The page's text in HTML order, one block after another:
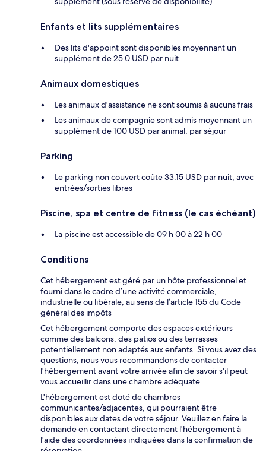
Enfants et lits supplémentaires
Des lits d'appoint sont disponibles moyennant un
supplément de 25.0 USD par nuit
Animaux domestiques
Les animaux d'assistance ne sont soumis à aucuns frais
Les animaux de compagnie sont admis moyennant un
supplément de 100 USD par animal, par séjour
Parking
Le parking non couvert coûte 33.15 USD par nuit, avec
entrées/sorties libres
Piscine, spa et centre de fitness (le cas échéant)
La piscine est accessible de 09 h 00 à 22 h 00
Conditions
Cet hébergement est géré par un hôte professionnel et
fourni dans le cadre d’une activité commerciale,
industrielle ou libérale, au sens de l’article 155 du Code
général des impôts
Cet hébergement comporte des espaces extérieurs
comme des balcons, des patios ou des terrasses
potentiellement non adaptés aux enfants. Si vous avez des
questions, nous vous recommandons de contacter
l'hébergement avant votre arrivée afin de savoir s'il peut
vous accueillir dans une chambre adéquate.
L'hébergement est doté de chambres
communicantes/adjacentes, qui pourraient être
disponibles aux dates de votre séjour. Veuillez en faire la
demande en contactant directement l'hébergement à
l'aide des coordonnées indiquées dans la confirmation de